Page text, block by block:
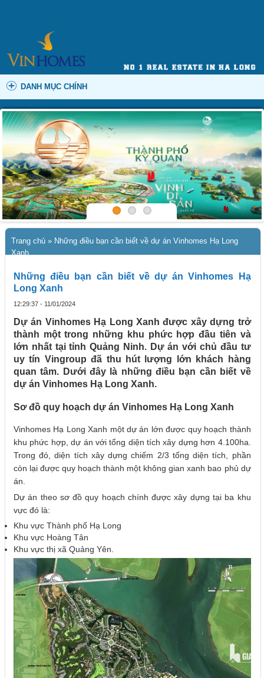
DANH MỤC CHÍNH
Trang chủ » Những điều bạn cần biết về dự án Vinhomes Hạ Long
Xanh
Những điều bạn cần biết về dự án Vinhomes Hạ
Long Xanh
12:29:37 - 11/01/2024
Dự án Vinhomes Hạ Long Xanh được xây dựng trở
thành một trong những khu phức hợp đầu tiên và
lớn nhất tại tỉnh Quảng Ninh. Dự án với chủ đầu tư
uy tín Vingroup đã thu hút lượng lớn khách hàng
quan tâm. Dưới đây là những điều bạn cần biết về
dự án Vinhomes Hạ Long Xanh.
Sơ đồ quy hoạch dự án Vinhomes Hạ Long Xanh
Vinhomes Hạ Long Xanh một dự án lớn được quy hoạch thành
khu phức hợp, dự án với tổng diện tích xây dựng hơn 4.100ha.
Trong đó, diện tích xây dựng chiếm 2/3 tổng diện tích, phần
còn lại được quy hoạch thành một không gian xanh bao phủ dự
án.
Dự án theo sơ đồ quy hoạch chính được xây dựng tại ba khu
vực đó là:
Khu vực Thành phố Hạ Long
Khu vực Hoàng Tân
Khu vực thị xã Quảng Yên.